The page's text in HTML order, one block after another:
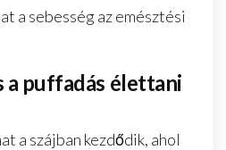
a sebesség az emésztési
a puffadás élettani
a szájban kezdődik, ahol